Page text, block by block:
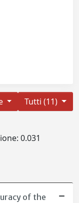
Tutti (11)
0.031
of the